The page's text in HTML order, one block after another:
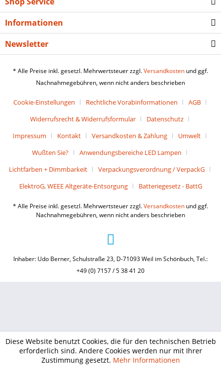
Informationen
Newsletter
* Alle Preise inkl. gesetzl. Mehrwertsteuer zzgl.Versandkosten und ggf.
Nachnahmegebühren, wenn nicht anders beschrieben
Cookie-Einstellungen Rechtliche Vorabinformationen
AGB
Widerrufsrecht & Widerrufsformular
Datenschutz
Impressum
Kontakt Versandkosten & Zahlung
Umwelt
Wußten Sie?
Anwendungsbereiche LED Lampen
Lichtfarben + Dimmbarkeit
Verpackungsverordnung / VerpackG
ElektroG, WEEE Altgeräte-Entsorgung
Batteriegesetz - BattG
* Alle Preise inkl. gesetzl. Mehrwertsteuer zzgl.Versandkosten und ggf.
Nachnahmegebühren, wenn nicht anders beschrieben
Inhaber: Udo Berner, Schulstraße 23, D-71093 Weil im Schönbuch, Tel.:
+49 (0) 7157 / 5 38 41 20
Diese Website benutzt Cookies, die für den technischen Betrieb
erforderlich sind. Andere Cookies werden nur mit Ihrer
Zustimmung gesetzt. Mehr Informationen